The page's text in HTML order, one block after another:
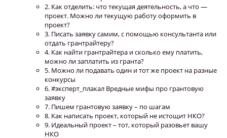
2. Как отделить: что текущая деятельность, а что —
проект. Можно ли текущую работу оформить в
проект?
3. Писать заявку самим, с помощью консультанта или
отдать грантрайтеру?
4. Как найти грантрайтера и сколько ему платить,
можно ли заплатить из гранта?
5. Можно ли подавать один и тот же проект на разные
конкурсы
6. #эксперт_плакал Вредные мифы про грантовую
заявку
7. Пишем грантовую заявку – по шагам
8. Как написать проект, который не истощит НКО?
9. Идеальный проект – тот, который разовьет вашу
НКО